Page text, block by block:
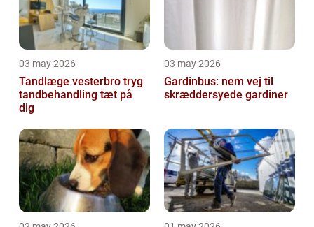
03 may 2026
Tandlæge vesterbro tryg
tandbehandling tæt på
dig
03 may 2026
Gardinbus: nem vej til
skræddersyede gardiner